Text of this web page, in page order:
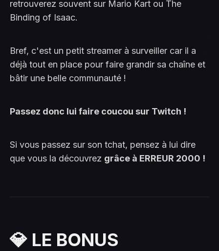
retrouverez souvent sur Mario Kart ou The
Binding of Isaac.
Bref, c'est un petit streamer à surveiller car il a
déjà tout en place pour faire grandir sa chaîne et
bâtir une belle communauté !
Passez donc lui faire coucou sur Twitch !
Si vous passez sur son tchat, pensez à lui dire
que vous la découvrez grâce à ERREUR 2000 !
💎 LE BONUS